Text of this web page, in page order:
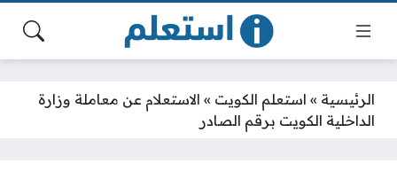
الرئيسية » استعلم الكويت » الاستعلام عن معاملة وزارة
الداخلية الكويت برقم الصادر